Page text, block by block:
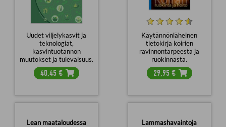
Uudet viljelykasvit ja
teknologiat,
kasvintuotannon
muutokset ja tulevaisuus.
€
40,45
Käytännönläheinen
tietokirja koirien
ravinnontarpeesta ja
ruokinnasta.
€
29,95
Lean maataloudessa Lammashavaintoja